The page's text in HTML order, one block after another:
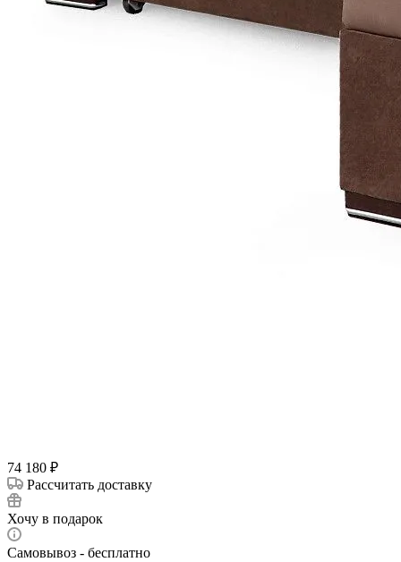
74 180 ₽
Рассчитать доставку
Хочу в подарок
Самовывоз - бесплатно